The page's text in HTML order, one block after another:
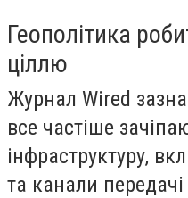
Геополітика
ціллю
Журнал Wired
все частіше
інфраструктуру,
та канали